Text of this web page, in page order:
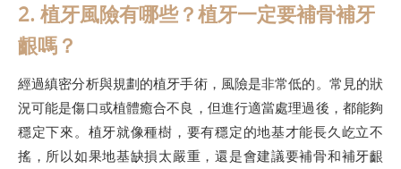
2. 植牙風險有哪些？植牙一定要補骨補牙
齦嗎？
經過縝密分析與規劃的植牙手術，風險是非常低的。常見的狀
況可能是傷口或植體癒合不良，但進行適當處理過後，都能夠
穩定下來。植牙就像種樹，要有穩定的地基才能長久屹立不
搖，所以如果地基缺損太嚴重，還是會建議要補骨和補牙齦